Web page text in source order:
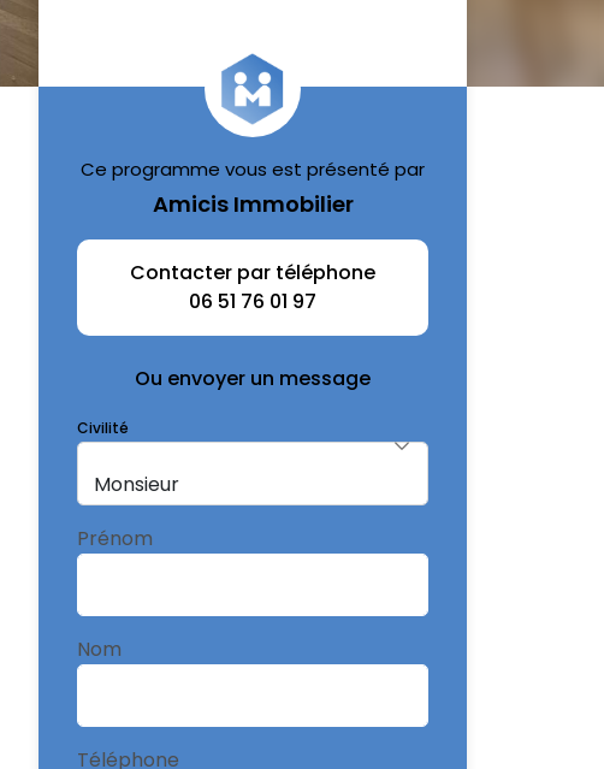
Ce programme vous est présenté par
Amicis Immobilier
Contacter par téléphone
06 51 76 01 97
Ou envoyer un message
Civilité
Prénom
Nom
Téléphone